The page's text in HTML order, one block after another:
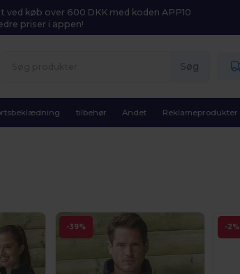
ved køb over 600 DKK med koden APP10
priser i appen!
Søg
tilbehør Andet Reklameprodukter
-39% -2%